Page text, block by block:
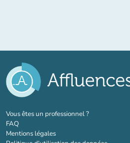
Vous êtes un professionnel ?(nouvel onglet)
FAQ
Mentions légales